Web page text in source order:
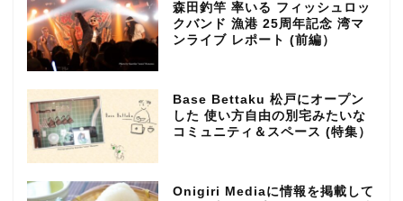
森田釣竿 率いる フィッシュロッ
クバンド 漁港 25周年記念 湾マ
ンライブ レポート (前編）
Base Bettaku 松戸にオープン
した 使い方自由の別宅みたいな
コミュニティ＆スペース (特集）
Onigiri Mediaに情報を掲載して